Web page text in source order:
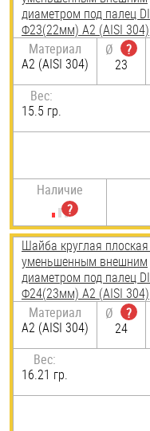
диаметром под палец
Ф23(22мм) А2 (AISI 304)
Материал
А2 (AISI 304)
Ø
?
23
Вес:
15.5 гр.
Наличие
Шайба круглая
уменьшенным внешним
диаметром под палец
Ф24(23мм) А2 (AISI 304)
Материал
А2 (AISI 304)
Ø
?
24
Вес:
16.21 гр.